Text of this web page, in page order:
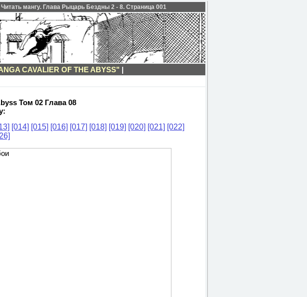
мангу. Глава Рыцарь Бездны 2 - 8. Страница 001
CAVALIER OF THE ABYSS" |
Том 02 Глава 08
[014] [015] [016] [017] [018] [019] [020] [021] [022]